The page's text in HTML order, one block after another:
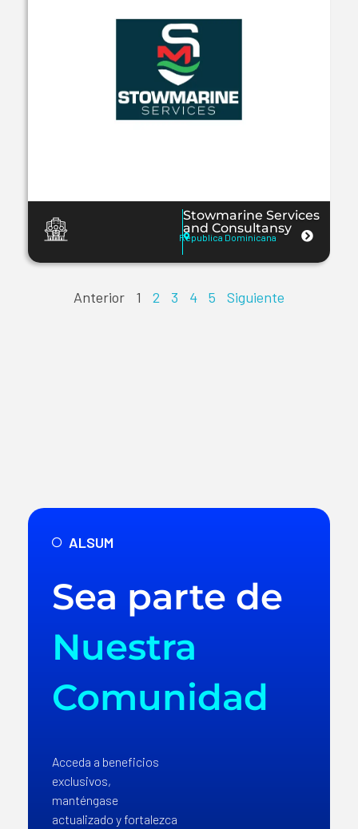
Stowmarine Services
and Consultansy
Republica Dominicana
Anterior 1 2 3 4 5 Siguiente
ALSUM
Sea parte de
Nuestra
Comunidad
Acceda a beneficios
exclusivos,
manténgase
actualizado y fortalezca